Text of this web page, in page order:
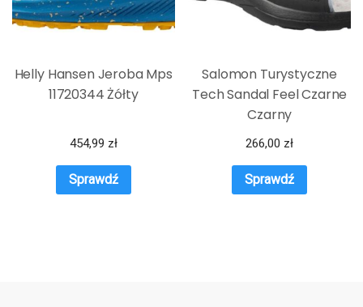
Helly Hansen Jeroba Mps
11720344 Żółty
454,99 zł
Sprawdź
Salomon Turystyczne
Tech Sandal Feel Czarne
Czarny
266,00 zł
Sprawdź